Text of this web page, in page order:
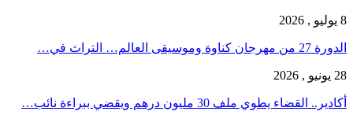
8 يوليو , 2026
الدورة 27 من مهرجان كناوة وموسيقى العالم… التراث في…
28 يونيو , 2026
أكادير.. القضاء يطوي ملف 30 مليون درهم ويقضي ببراءة نائب…